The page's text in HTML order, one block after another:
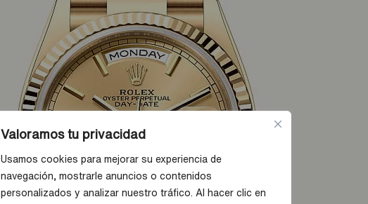
Valoramos tu privacidad
Usamos cookies para mejorar su experiencia de
navegación, mostrarle anuncios o contenidos
personalizados y analizar nuestro tráfico. Al hacer clic en